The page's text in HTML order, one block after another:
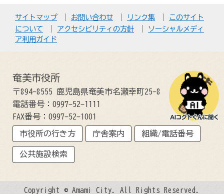
サイトマップ お問い合わせ リンク集
このサイト
について
アクセシビリティの方針
ソーシャルメディ
ア利用ガイド
奄美市役所
〒894-8555 鹿児島県奄美市名瀬幸町25-8
電話番号：0997-52-1111
FAX番号：0997-52-1001
市役所の行き方 庁舎案内 組織/電話番号
公共施設検索
Copyright © Amami City. All Rights Reserved.